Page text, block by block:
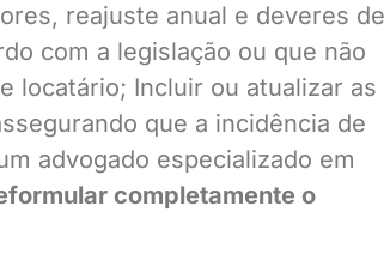
reajuste anual e deveres de
com a legislação ou que não
locatário; Incluir ou atualizar as
que a incidência de
advogado especializado em
completamente o